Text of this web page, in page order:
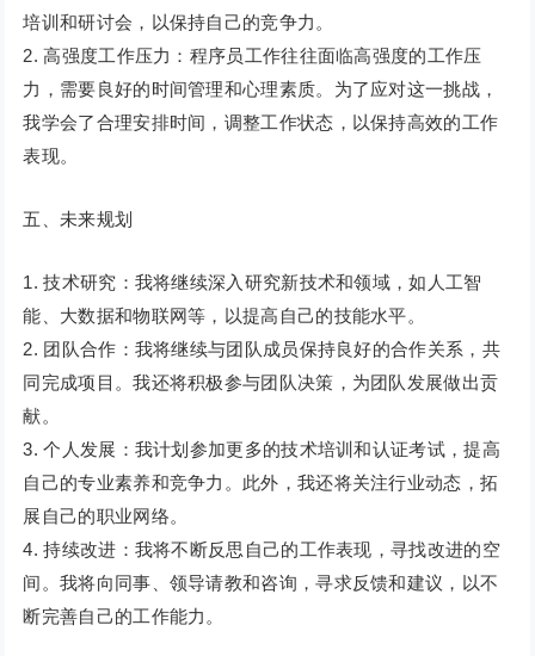
培训和研讨会，以保持自己的竞争力。
2. 高强度工作压力：程序员工作往往面临高强度的工作压
力，需要良好的时间管理和心理素质。为了应对这一挑战，
我学会了合理安排时间，调整工作状态，以保持高效的工作
表现。
五、未来规划
1. 技术研究：我将继续深入研究新技术和领域，如人工智
能、大数据和物联网等，以提高自己的技能水平。
2. 团队合作：我将继续与团队成员保持良好的合作关系，共
同完成项目。我还将积极参与团队决策，为团队发展做出贡
献。
3. 个人发展：我计划参加更多的技术培训和认证考试，提高
自己的专业素养和竞争力。此外，我还将关注行业动态，拓
展自己的职业网络。
4. 持续改进：我将不断反思自己的工作表现，寻找改进的空
间。我将向同事、领导请教和咨询，寻求反馈和建议，以不
断完善自己的工作能力。